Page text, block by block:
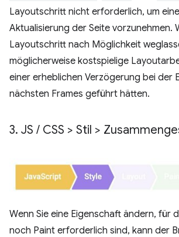
Layoutschritt nicht erforderlich, um
Aktualisierung der Seite vorzunehmen.
Layoutschritt nach Möglichkeit
möglicherweise kostspielige
einer erheblichen Verzögerung bei der
nächsten Frames geführt hätten.
3. JS / CSS > Stil >
Wenn Sie eine Eigenschaft ändern, für
noch Paint erforderlich sind, kann der